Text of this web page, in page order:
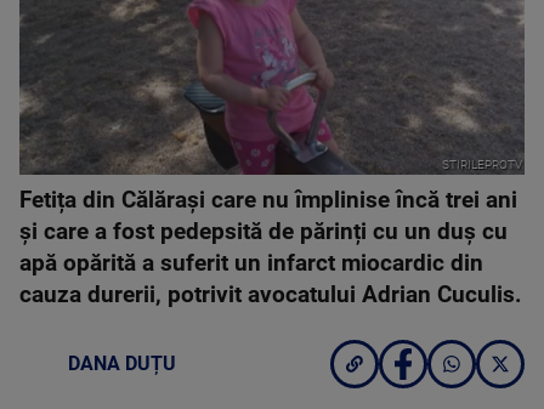
STIRILEPROTV
Fetița din Călărași care nu împlinise încă trei ani
și care a fost pedepsită de părinți cu un duș cu
apă opărită a suferit un infarct miocardic din
cauza durerii, potrivit avocatului Adrian Cuculis.
DANA DUȚU